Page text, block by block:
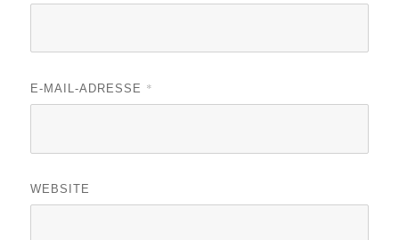
E-MAIL-ADRESSE *
WEBSITE